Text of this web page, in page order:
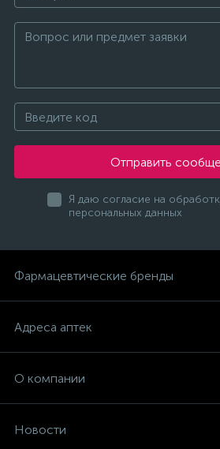
Отправить
Я даю согласие на
персональных данных
Фармацевтические бренды
Адреса аптек
О компании
Новости